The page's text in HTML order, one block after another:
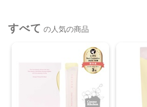
すべて の人気の商品